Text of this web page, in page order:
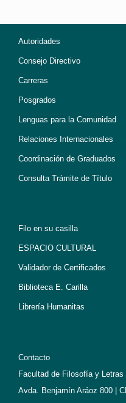
Autoridades
Consejo Directivo
Carreras
Posgrados
Lenguas para la Comunidad
Relaciones Internacionales
Coordinación de Graduados
Consulta Trámite de Título
Filo en su casilla
ESPACIO CULTURAL
Validador de Certificados
Biblioteca E. Carilla
Librería Humanitas
Contacto
Facultad de Filosofía y Letras
Avda. Benjamín Aráoz 800 |